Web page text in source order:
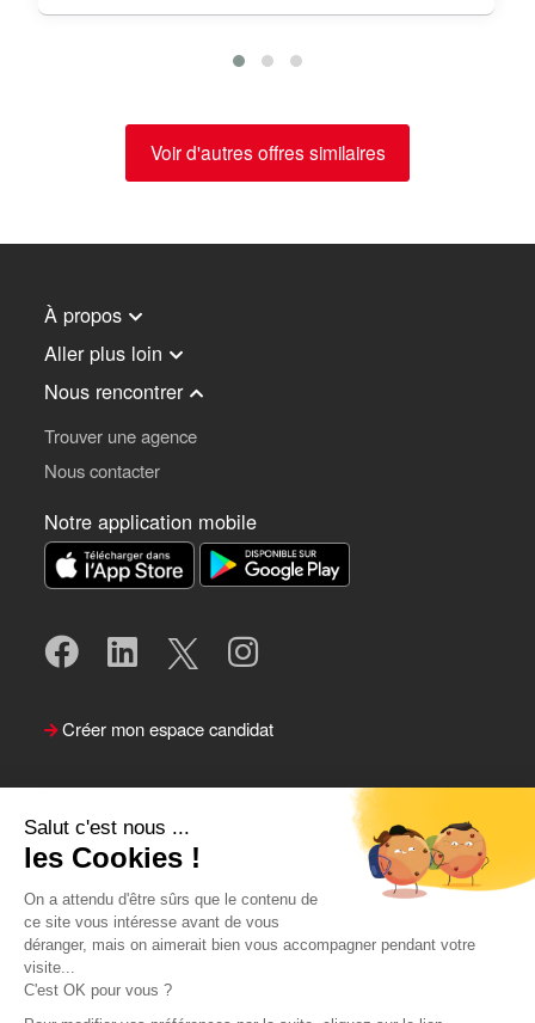
Salut c'est nous ...
les Cookies !
On a attendu d'être sûrs que le contenu de
ce site vous intéresse avant de vous
déranger, mais on aimerait bien vous accompagner pendant votre
visite...
C'est OK pour vous ?
Voir d'autres offres similaires
À propos
Aller plus loin
Nous rencontrer
Trouver une agence
Nous contacter
Notre application mobile
Créer mon espace candidat